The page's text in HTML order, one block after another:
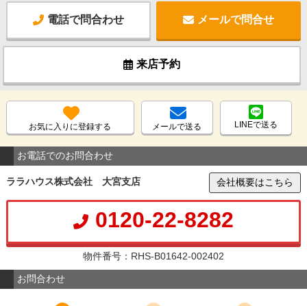
電話で問合わせ メールで問合せ
来店予約
お気に入りに登録する メールで送る LINEで送る
お電話でのお問合わせ
ララハウス株式会社 大宮支店 会社概要はこちら
0120-22-8282
物件番号：RHS-B01642-002402
お問合わせ